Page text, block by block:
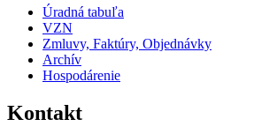
Úradná tabuľa
VZN
Zmluvy, Faktúry, Objednávky
Archív
Hospodárenie
Kontakt